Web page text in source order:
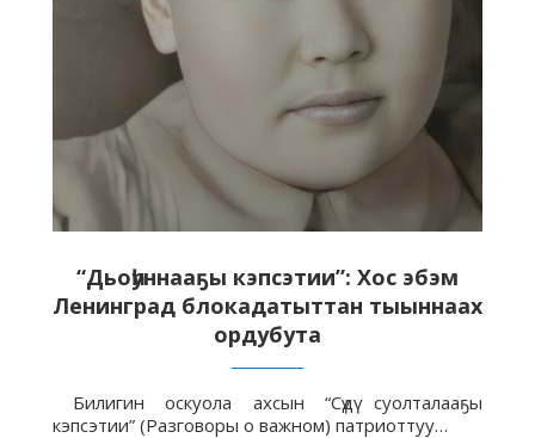
“Дьоһуннааҕы кэпсэтии”: Хос эбэм
Ленинград блокадатыттан тыыннаах
ордубута
Билигин оскуола ахсын “Сүдү суолталааҕы
кэпсэтии” (Разговоры о важном) патриоттуу…